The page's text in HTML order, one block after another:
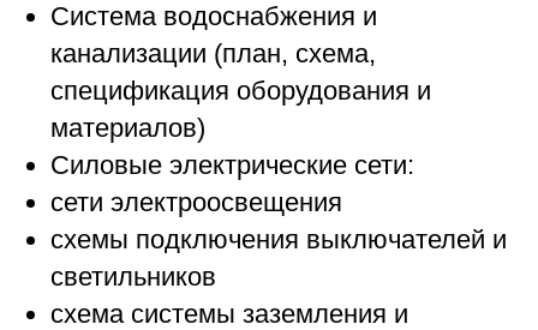
Система водоснабжения и
канализации (план, схема,
спецификация оборудования и
материалов)
Силовые электрические сети:
сети электроосвещения
схемы подключения выключателей и
светильников
схема системы заземления и